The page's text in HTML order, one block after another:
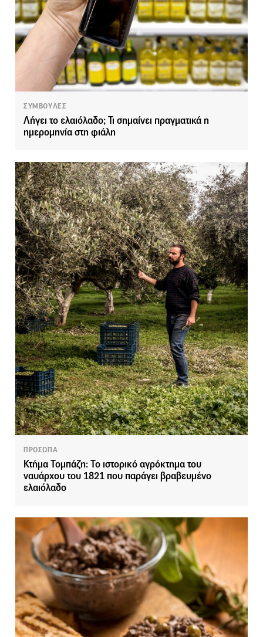
ΣΥΜΒΟΥΛΕΣ
Λήγει το ελαιόλαδο; Τι σημαίνει πραγματικά η
ημερομηνία στη φιάλη
ΠΡΟΣΩΠΑ
Κτήμα Τομπάζη: Το ιστορικό αγρόκτημα του
ναυάρχου του 1821 που παράγει βραβευμένο
ελαιόλαδο